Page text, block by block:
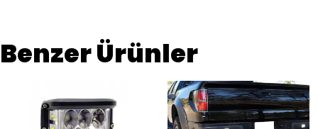
Benzer Ürünler